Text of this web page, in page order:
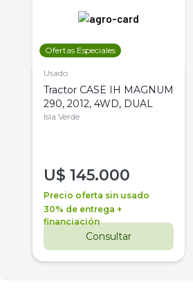
Ofertas Especiales
Usado
Tractor CASE IH MAGNUM
290, 2012, 4WD, DUAL
Isla Verde
U$ 145.000
Precio oferta sin usado
30% de entrega +
financiación
Consultar